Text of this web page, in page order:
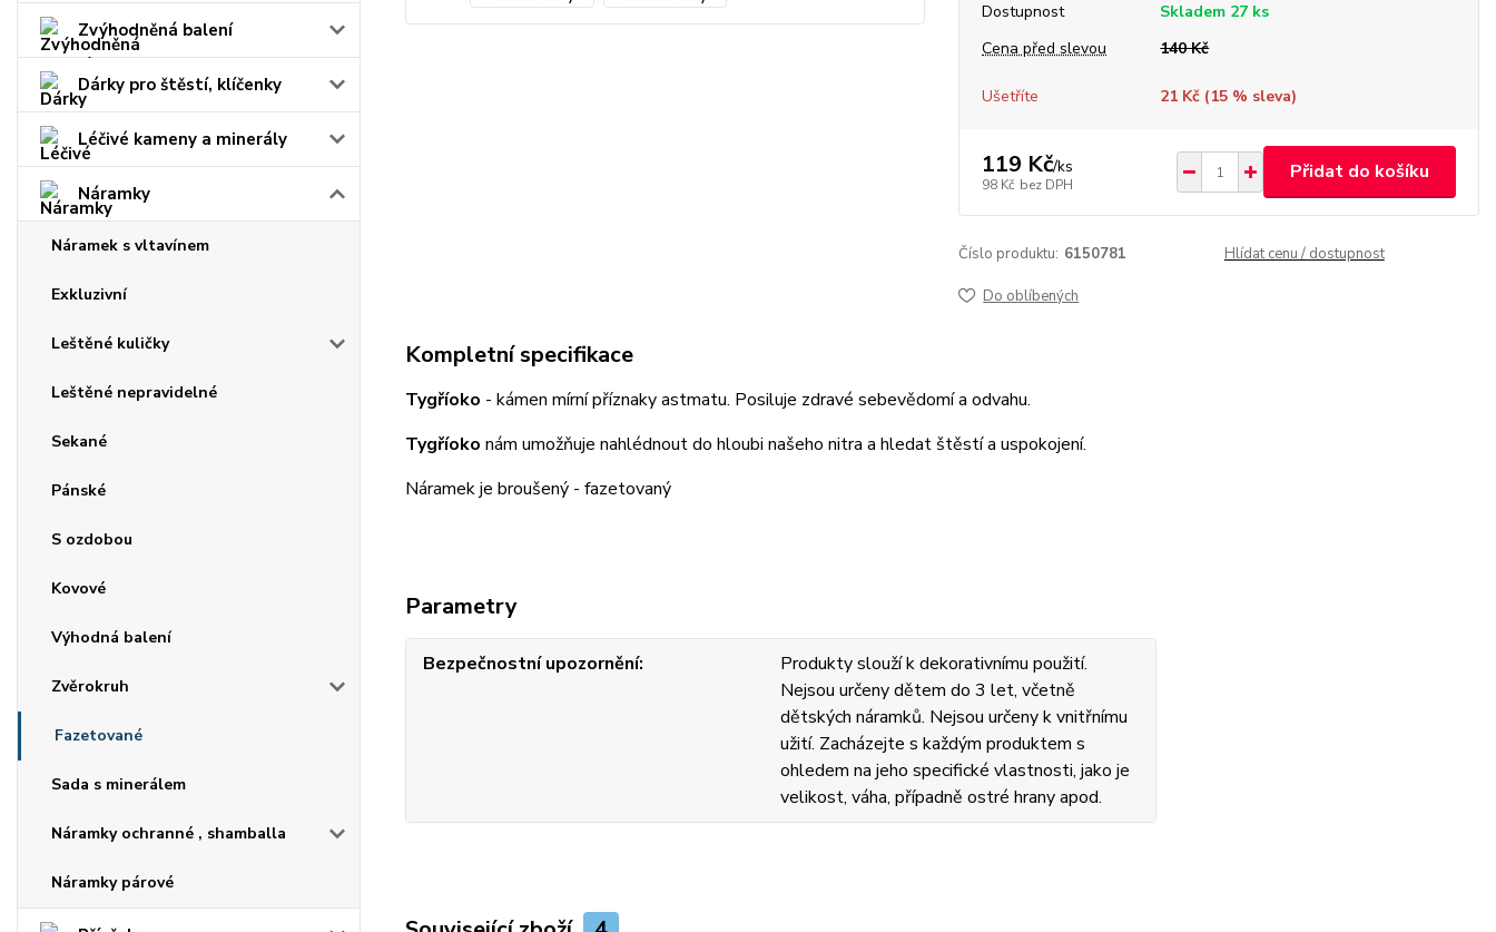
Zvýhodněná balení
Dárky pro štěstí, klíčenky
Léčivé kameny a minerály
Náramky
Náramek s vltavínem
Exkluzivní
Leštěné kuličky
Leštěné nepravidelné
Sekané
Pánské
S ozdobou
Kovové
Výhodná balení
Zvěrokruh
Fazetované
Sada s minerálem
Náramky ochranné , shamballa
Náramky párové
Dostupnost
Skladem 27 ks
Cena před slevou
140 Kč
Ušetříte 21 Kč (15 % sleva)
119 Kč/ks
98 Kč bez DPH
Přidat do košíku
Číslo produktu: 6150781 Hlídat cenu / dostupnost
Do oblíbených
Kompletní specifikace
Tygříoko - kámen mírní příznaky astmatu. Posiluje zdravé sebevědomí a odvahu.
Tygříoko nám umožňuje nahlédnout do hloubi našeho nitra a hledat štěstí a uspokojení.
Náramek je broušený - fazetovaný
Parametry
Bezpečnostní upozornění
Produkty slouží k dekorativnímu použití.
Nejsou určeny dětem do 3 let, včetně
dětských náramků. Nejsou určeny k vnitřnímu
užití. Zacházejte s každým produktem s
ohledem na jeho specifické vlastnosti, jako je
velikost, váha, případně ostré hrany apod.